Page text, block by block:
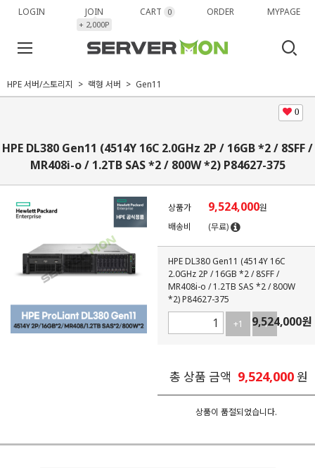
LOGIN JOIN
+ 2,000P
CART 0 ORDER MYPAGE
HPE 서버/스토리지 랙형 서버 Gen11
0
HPE DL380 Gen11 (4514Y 16C 2.0GHz 2P / 16GB *2 / 8SFF /
MR408i-o / 1.2TB SAS *2 / 800W *2) P84627-375
상품가 9,524,000원
배송비
(무료)
HPE DL380 Gen11 (4514Y 16C
2.0GHz 2P / 16GB *2 / 8SFF /
MR408i-o / 1.2TB SAS *2 / 800W
*2) P84627-375
+1 -1
9,524,000원
총 상품 금액 9,524,000원
상품이 품절되었습니다.